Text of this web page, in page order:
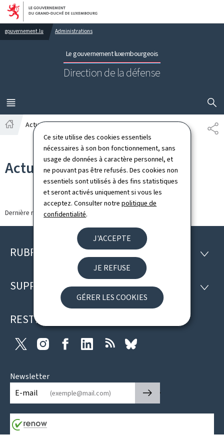
Ce site utilise des cookies essentiels
nécessaires à son bon fonctionnement, sans
usage de données à caractère personnel, et
ne pouvant pas être refusés. Des cookies non
essentiels sont utilisés à des fins statistiques
et seront activés uniquement si vous les
acceptez. Consulter notrepolitique de
confidentialité.
J'ACCEPTE
JE REFUSE
GÉRER LES COOKIES
Aller au menu principal
Aller au contenu
gouvernement.lu Administrations
Le gouvernement luxembourgeois
Direction de la défense
MENU
PRINCIPAL
Actualités
Actualités
Dernière modification le13.03.2026
Pied
page
RUBRIQUES
SUPPORT
RESTEZ CONNECTÉ
Twitter InstagramFacebookLinkedIn RSS
Newsletter
E-mail
🡒